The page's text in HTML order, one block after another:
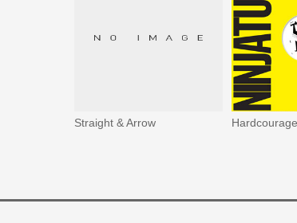
Straight & Arrow Hardcourage